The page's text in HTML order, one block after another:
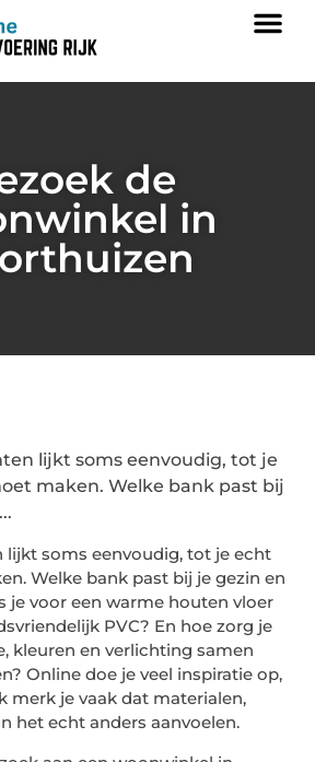
de
in
lijkt soms eenvoudig, tot je
maken. Welke bank past bij
lijkt soms eenvoudig, tot je echt
Welke bank past bij je gezin en
je voor een warme houten vloer
PVC? En hoe zorg je
kleuren en verlichting samen
Online doe je veel inspiratie op,
merk je vaak dat materialen,
het echt anders aanvoelen.